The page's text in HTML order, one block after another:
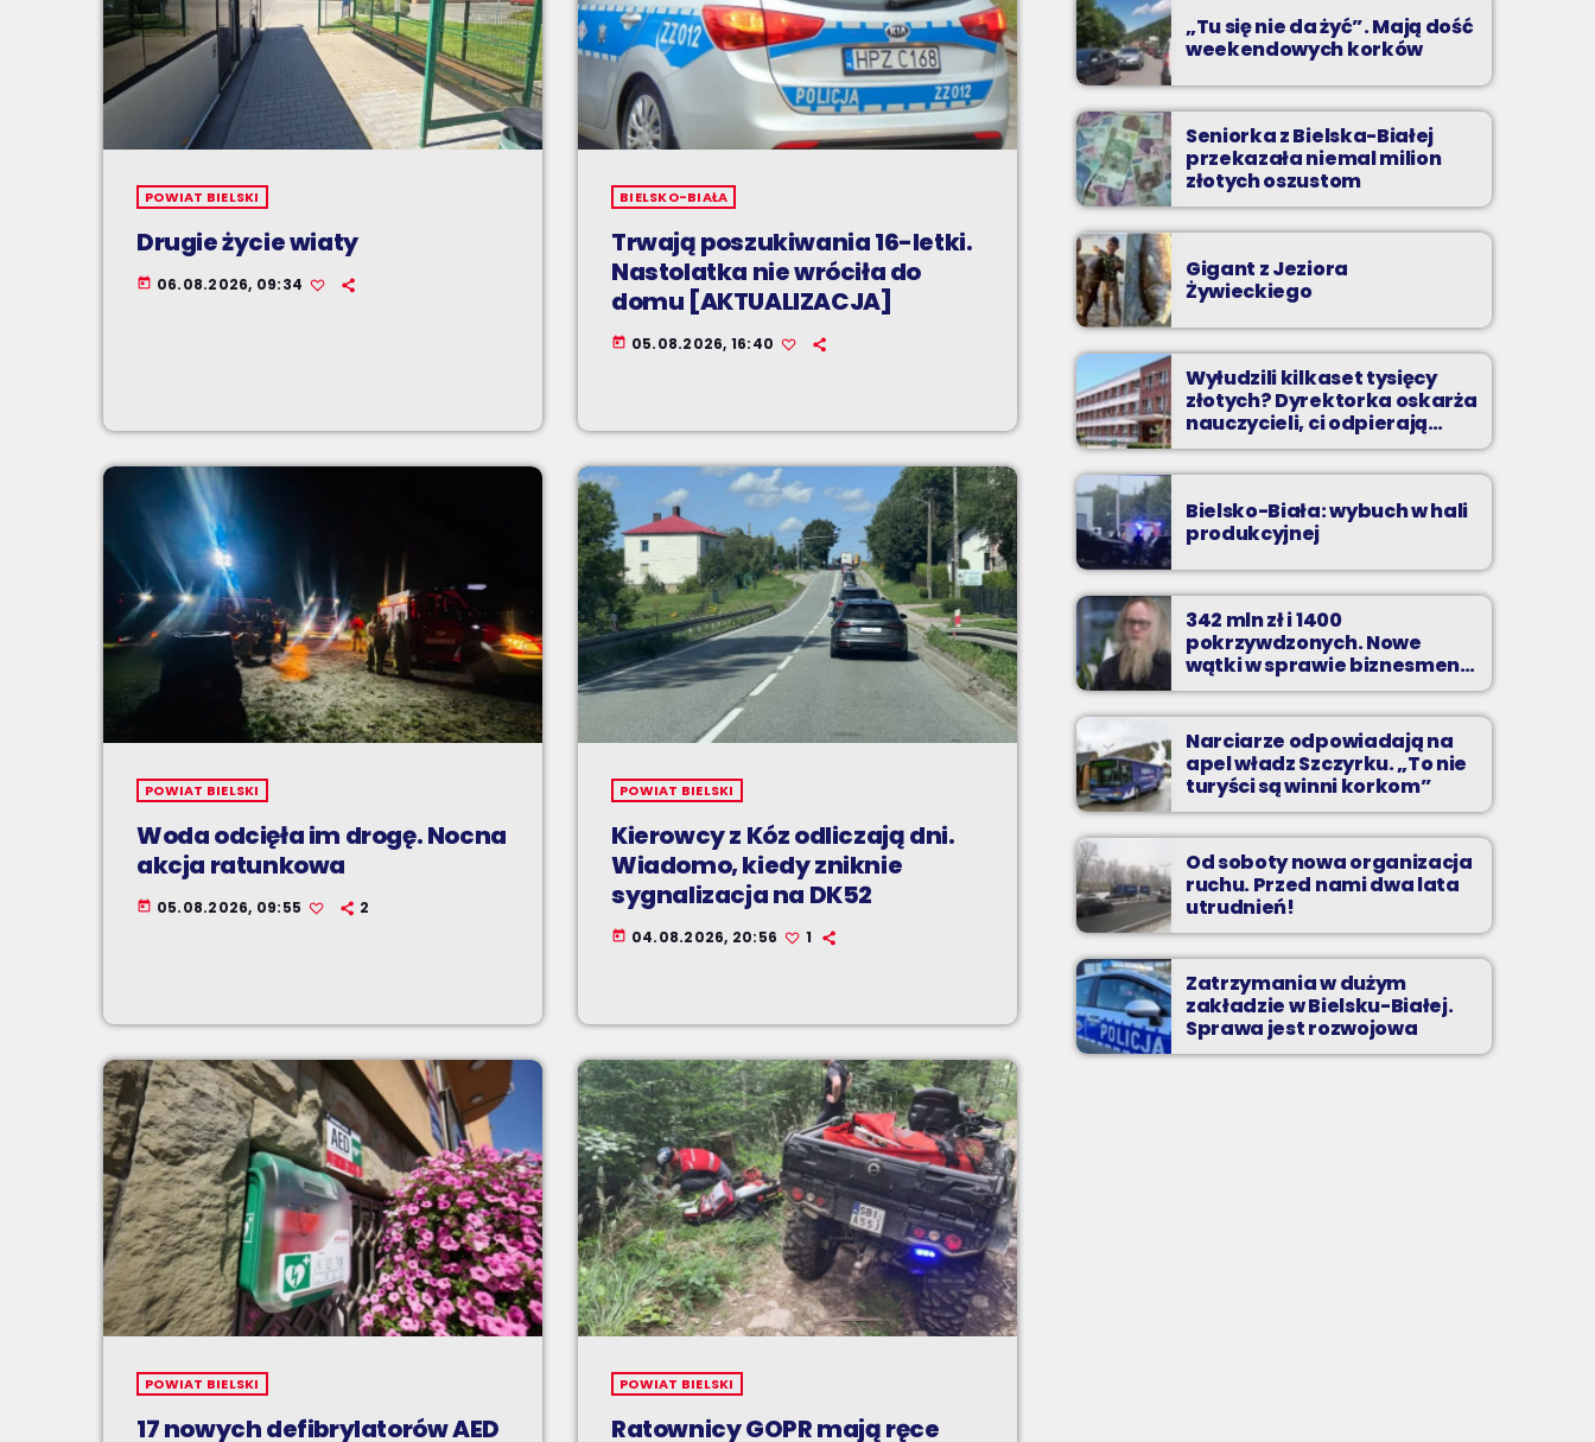
POWIAT BIELSKI
Drugie życie wiaty
today 06.08.2026, 09:34
BIELSKO-BIAŁA
Trwają poszukiwania 16-letki.
Nastolatka nie wróciła do
domu [AKTUALIZACJA]
today 05.08.2026, 16:40
POWIAT BIELSKI
Woda odcięła im drogę. Nocna
akcja ratunkowa
today 05.08.2026, 09:55 2
POWIAT BIELSKI
Kierowcy z Kóz odliczają dni.
Wiadomo, kiedy zniknie
sygnalizacja na DK52
today 04.08.2026, 20:56 1
POWIAT BIELSKI
17 nowych defibrylatorów AED
POWIAT BIELSKI
Ratownicy GOPR mają ręce
„Tu się nie da żyć”. Mają dość
weekendowych korków
Seniorka z Bielska-Białej
przekazała niemal milion
złotych oszustom
Gigant z Jeziora
Żywieckiego
Wyłudzili kilkaset tysięcy
złotych? Dyrektorka oskarża
nauczycieli, ci odpierają
zarzuty
Bielsko-Biała: wybuch w hali
produkcyjnej
342 mln zł i 1400
pokrzywdzonych. Nowe
wątki w sprawie biznesmena
z Bielska-Białej
Narciarze odpowiadają na
apel władz Szczyrku. „To nie
turyści są winni korkom”
Od soboty nowa organizacja
ruchu. Przed nami dwa lata
utrudnień!
Zatrzymania w dużym
zakładzie w Bielsku-Białej.
Sprawa jest rozwojowa